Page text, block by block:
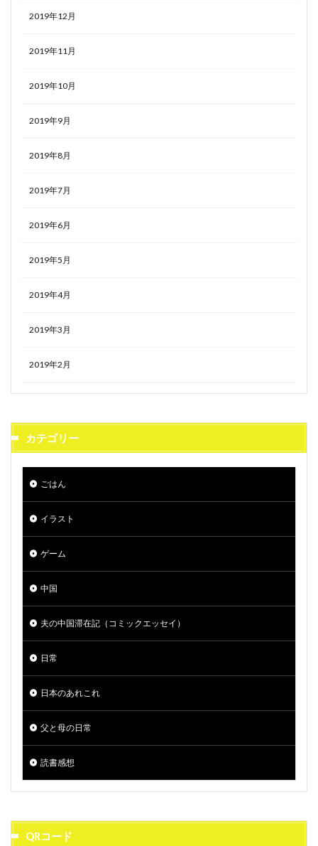
2019年12月
2019年11月
2019年10月
2019年9月
2019年8月
2019年7月
2019年6月
2019年5月
2019年4月
2019年3月
2019年2月
カテゴリー
ごはん
イラスト
ゲーム
中国
夫の中国滞在記（コミックエッセイ）
日常
日本のあれこれ
父と母の日常
読書感想
QRコード